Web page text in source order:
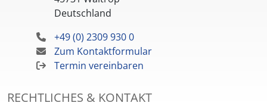
Deutschland
+49 (0) 2309 930 0
Zum Kontaktformular
Termin vereinbaren
RECHTLICHES & KONTAKT